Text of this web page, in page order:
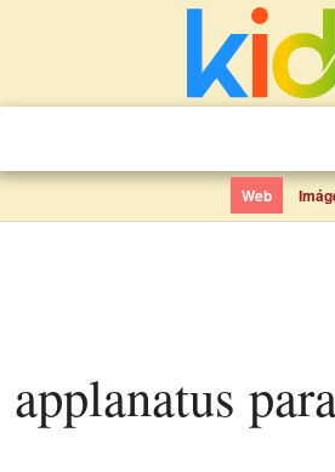
Web
applanatus